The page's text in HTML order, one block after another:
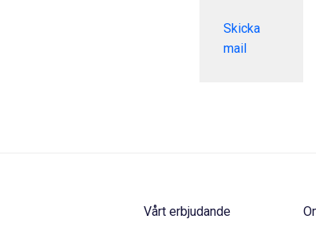
Skicka
mail
Vårt erbjudande